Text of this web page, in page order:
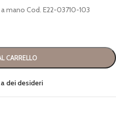
mano Cod. E22-03710-103
CARRELLO
dei desideri